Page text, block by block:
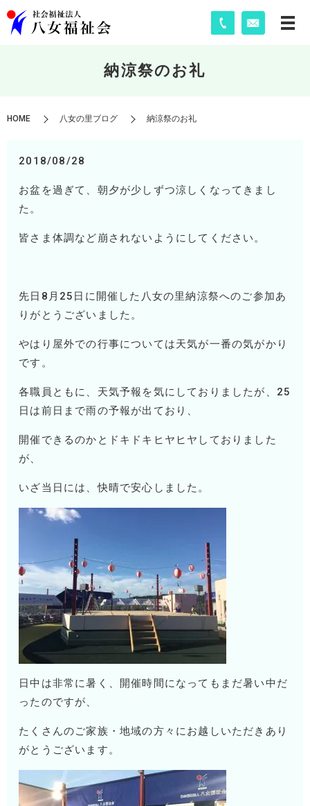
納涼祭のお礼
HOME 八女の里ブログ 納涼祭のお礼
2018/08/28
お盆を過ぎて、朝夕が少しずつ涼しくなってきまし
た。
皆さま体調など崩されないようにしてください。
先日8月25日に開催した八女の里納涼祭へのご参加あ
りがとうございました。
やはり屋外での行事については天気が一番の気がかり
です。
各職員ともに、 天気予報を気にしておりましたが、25
日は前日まで雨の予報が出ており、
開催できるのかとドキドキヒヤヒヤしておりました
が、
いざ当日には、快晴で安心しました。
日中は非常に暑く、開催時間になってもまだ暑い中だ
ったのですが、
たくさんのご家族・地域の方々にお越しいただきあり
がとうございます。